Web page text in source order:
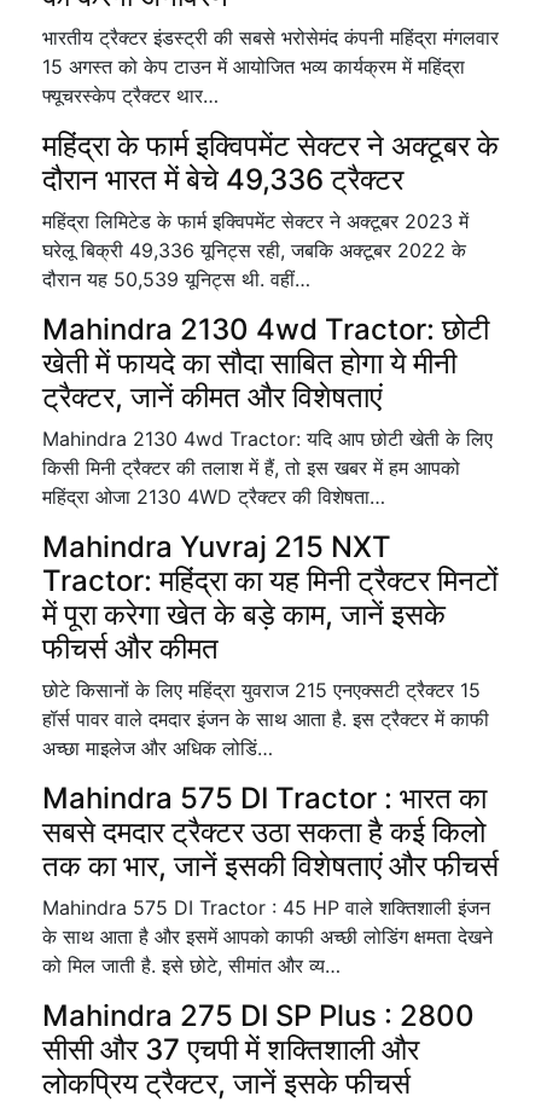
भारतीय ट्रैक्टर इंडस्ट्री की सबसे भरोसेमंद कंपनी महिंद्रा मंगलवार
15 अगस्त को केप टाउन में आयोजित भव्य कार्यक्रम में महिंद्रा
फ्यूचरस्केप ट्रैक्टर थार…
महिंद्रा के फार्म इक्विपमेंट सेक्टर ने अक्टूबर के
दौरान भारत में बेचे 49,336 ट्रैक्टर
महिंद्रा लिमिटेड के फार्म इक्विपमेंट सेक्टर ने अक्टूबर 2023 में
घरेलू बिक्री 49,336 यूनिट्स रही, जबकि अक्टूबर 2022 के
दौरान यह 50,539 यूनिट्स थी. वहीं…
Mahindra 2130 4wd Tractor: छोटी
खेती में फायदे का सौदा साबित होगा ये मीनी
ट्रैक्टर, जानें कीमत और विशेषताएं
Mahindra 2130 4wd Tractor: यदि आप छोटी खेती के लिए
किसी मिनी ट्रैक्टर की तलाश में हैं, तो इस खबर में हम आपको
महिंद्रा ओजा 2130 4WD ट्रैक्टर की विशेषता…
Mahindra Yuvraj 215 NXT
Tractor: महिंद्रा का यह मिनी ट्रैक्टर मिनटों
में पूरा करेगा खेत के बड़े काम, जानें इसके
फीचर्स और कीमत
छोटे किसानों के लिए महिंद्रा युवराज 215 एनएक्सटी ट्रैक्टर 15
हॉर्स पावर वाले दमदार इंजन के साथ आता है. इस ट्रैक्टर में काफी
अच्छा माइलेज और अधिक लोडिं…
Mahindra 575 DI Tractor : भारत का
सबसे दमदार ट्रैक्टर उठा सकता है कई किलो
तक का भार, जानें इसकी विशेषताएं और फीचर्स
Mahindra 575 DI Tractor : 45 HP वाले शक्तिशाली इंजन
के साथ आता है और इसमें आपको काफी अच्छी लोडिंग क्षमता देखने
को मिल जाती है. इसे छोटे, सीमांत और व्य…
Mahindra 275 DI SP Plus : 2800
सीसी और 37 एचपी में शक्तिशाली और
लोकप्रिय ट्रैक्टर, जानें इसके फीचर्स